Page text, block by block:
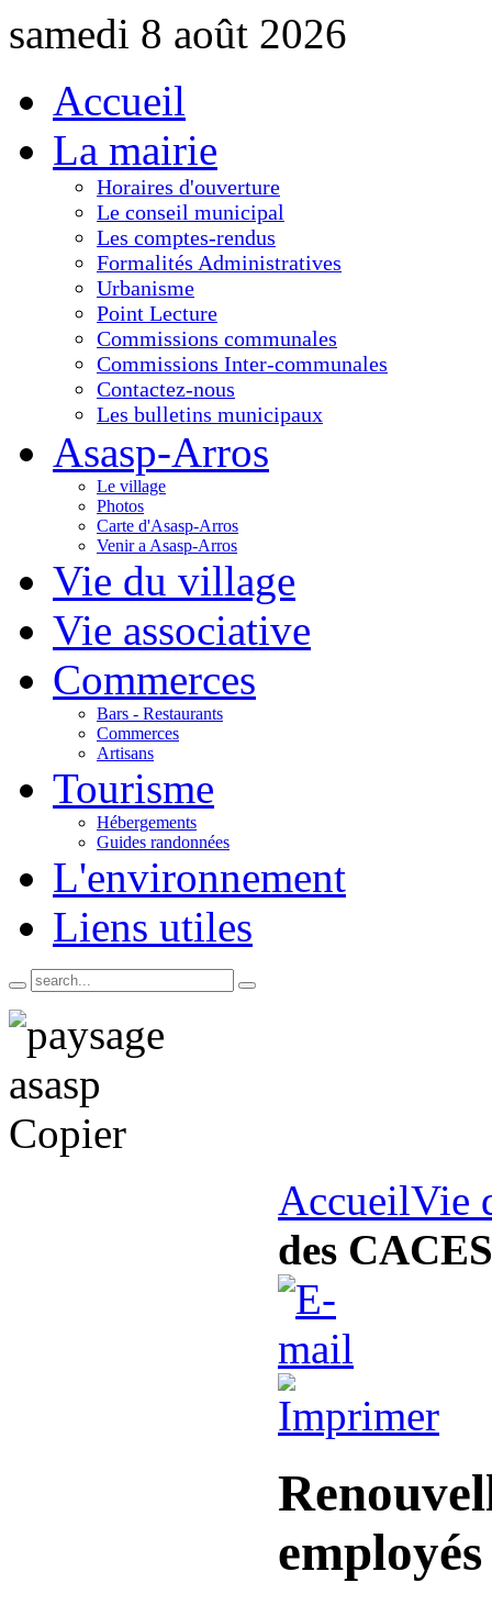
samedi 8 août 2026
Accueil
La mairie
Horaires d'ouverture
Le conseil municipal
Les comptes-rendus
Formalités Administratives
Urbanisme
Point Lecture
Commissions communales
Commissions Inter-communales
Contactez-nous
Les bulletins municipaux
Asasp-Arros
Le village
Photos
Carte d'Asasp-Arros
Venir a Asasp-Arros
Vie du village
Vie associative
Commerces
Bars - Restaurants
Commerces
Artisans
Tourisme
Hébergements
Guides randonnées
L'environnement
Liens utiles
AccueilVie
des